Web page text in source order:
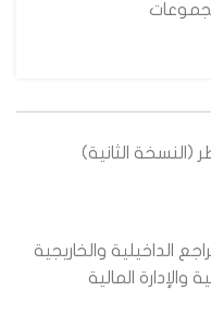
الداخيلية والخاريجية
المالية